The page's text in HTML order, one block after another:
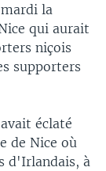
la
qui aurait
niçois
supporters
éclaté
de Nice où
d'Irlandais, à